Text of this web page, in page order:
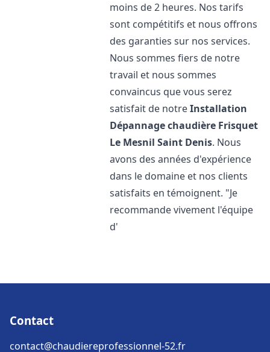
moins de 2 heures. Nos tarifs
sont compétitifs et nous offrons
des garanties sur nos services.
Nous sommes fiers de notre
travail et nous sommes
convaincus que vous serez
satisfait de notreInstallation
Dépannage chaudière Frisquet
Le Mesnil Saint Denis. Nous
avons des années d'expérience
dans le domaine et nos clients
satisfaits en témoignent. "Je
recommande vivement l'équipe
d'
Contact
contact@chaudiereprofessionnel-52.fr